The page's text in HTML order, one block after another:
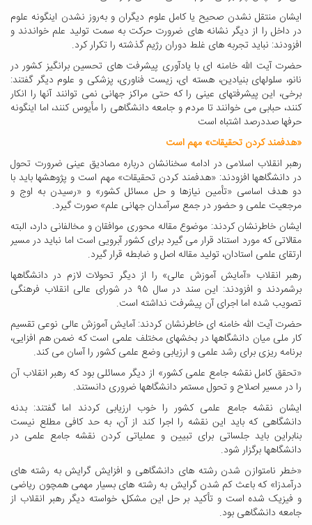
ایشان منتقل نشدن صحیح یا کامل علوم دیگران و به‌روز نشدن اینگونه علوم
در داخل را از دیگر نشانه های ضرورت حرکت به سمت تولید علم خواندند و
افزودند: نباید تجربه های غلط دوران رژیم گذشته را تکرار کرد.
حضرت آیت الله خامنه ای با یادآوری پیشرفت های تحسین برانگیز کشور در
نانو، سلولهای بنیادین، هسته ای، زیست فناوری، پزشکی و علوم دیگر گفتند:
برخی، این پیشرفتهای عینی را که حتی مراکز جهانی نمی توانند آنها را انکار
کنند، حبابی می خوانند تا مردم و جامعه دانشگاهی را مأیوس کنند، اما اینگونه
حرفها صددرصد اشتباه است
«هدفمند کردن تحقیقات» مهم است
رهبر انقلاب اسلامی در ادامه سخنانشان درباره مصادیق عینی ضرورت تحول
در دانشگاهها افزودند: «هدفمند کردن تحقیقات» مهم است و پژوهشها باید با
دو هدف اساسی «تأمین نیازها و حل مسائل کشور» و «رسیدن به اوج و
مرجعیت علمی و حضور در جمع سرآمدان جهانی علم» صورت گیرد.
ایشان خاطرنشان کردند: موضوع مقاله محوری موافقان و مخالفانی دارد، البته
مقالاتی که مورد استناد قرار می گیرد برای کشور آبرویی است اما نباید در مسیر
ارتقای علمی استادان، تولید مقاله اصل و ضابطه قرار گیرد.
رهبر انقلاب «آمایش آموزش عالی» را از دیگر تحولات لازم در دانشگاهها
برشمردند و افزودند: این سند در سال ۹۵ در شورای عالی انقلاب فرهنگی
تصویب شده اما اجرای آن پیشرفت نداشته است.
حضرت آیت الله خامنه ای خاطرنشان کردند: آمایش آموزش عالی نوعی تقسیم
کار ملی میان دانشگاهها در بخشهای مختلف علمی است که ضمن هم افزایی،
برنامه ریزی برای رشد علمی و ارزیابی وضع علمی کشور را آسان می کند.
«تحقق کامل نقشه جامع علمی کشور» از دیگر مسائلی بود که رهبر انقلاب آن
را در مسیر اصلاح و تحول مستمر دانشگاهها ضروری دانستند.
ایشان نقشه جامع علمی کشور را خوب ارزیابی کردند اما گفتند: بدنه
دانشگاهی که باید این نقشه را اجرا کند از آن، به حد کافی مطلع نیست
بنابراین باید جلساتی برای تبیین و عملیاتی کردن نقشه جامع علمی در
دانشگاهها برگزار شود.
«خطر نامتوازن شدن رشته های دانشگاهی و افزایش گرایش به رشته های
درآمدزا» که باعث کم شدن گرایش به رشته های بسیار مهمی همچون ریاضی
و فیزیک شده است و تأکید بر حل این مشکل، خواسته دیگر رهبر انقلاب از
جامعه دانشگاهی بود.